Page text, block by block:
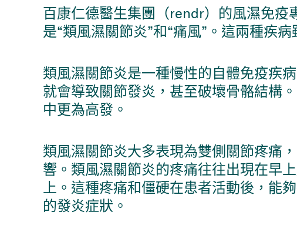
百康仁德醫生集團（rendr）的風濕免疫
是“類風濕關節炎”和“痛風”。這兩種疾
類風濕關節炎是一種慢性的自體免疫疾
就會導致關節發炎，甚至破壞骨骼結構
中更為高發。
類風濕關節炎大多表現為雙側關節疼痛
響。類風濕關節炎的疼痛往往出現在早
上。這種疼痛和僵硬在患者活動後，能
的發炎症狀。